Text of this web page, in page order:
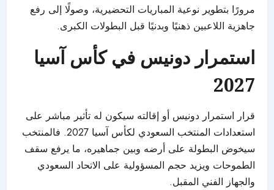
مرورًا بتطوير نوعية المباريات التحضيرية، وصولًا إلى رفع
جاهزية اللاعبين ذهنيًا وبدنيًا قبل البطولات الكبرى.
استمرار دونيس في كأس آسيا
2027
قرار استمرار دونيس أو إقالته سيكون له تأثير مباشر على
استعدادات المنتخب السعودي لكأس آسيا 2027. فالمنتخب
سيخوض البطولة على أرضه وبين جماهيره، ما يرفع سقف
الطموحات ويزيد حجم المسؤولية على الاتحاد السعودي
والجهاز الفني المقبل.